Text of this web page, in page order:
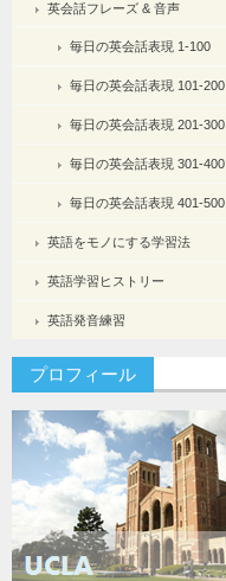
英会話フレーズ & 音声
毎日の英会話表現 1-100
毎日の英会話表現 101-200
毎日の英会話表現 201-300
毎日の英会話表現 301-400
毎日の英会話表現 401-500
英語をモノにする学習法
英語学習ヒストリー
英語発音練習
プロフィール